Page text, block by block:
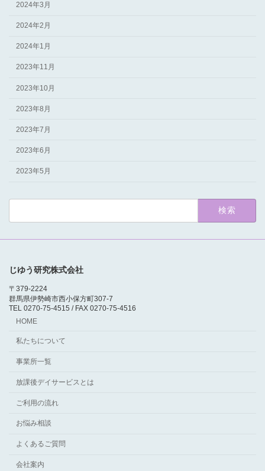
2024年3月
2024年2月
2024年1月
2023年11月
2023年10月
2023年8月
2023年7月
2023年6月
2023年5月
検
じゆう研究株式会社
〒379-2224
群馬県伊勢崎市西小保方町307-7
TEL 0270-75-4515 / FAX 0270-75-4516
HOME
私たちについて
事業所一覧
放課後デイサービスとは
ご利用の流れ
お悩み相談
よくあるご質問
会社案内